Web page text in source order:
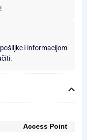
i informacijom
Access Point